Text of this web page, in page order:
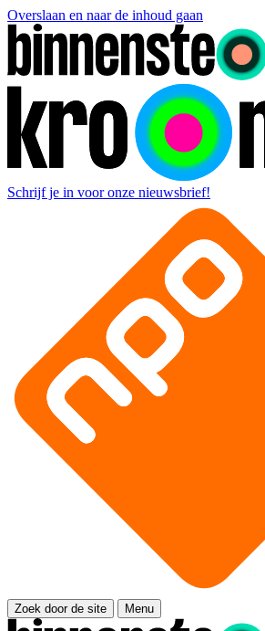
Overslaan en naar de inhoud gaan
Schrijf je in voor onze nieuwsbrief!
Zoek door de site Menu